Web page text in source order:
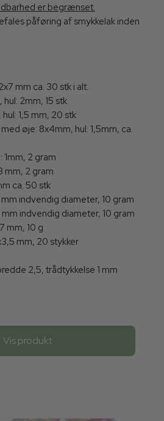
er begrænset.
påføring af smykkelak inden
mm ca. 30 stk i alt.
2mm, 15 stk
1,5 mm, 20 stk
øje: 8x4mm, hul: 1,5mm, ca.
1mm, 2 gram
mm, 2 gram
ca. 50 stk
indvendig diameter, 10 gram
indvendig diameter, 10 gram
mm, 10 g
mm, 20 stykker
2,5, trådtykkelse 1 mm
Vis produkt